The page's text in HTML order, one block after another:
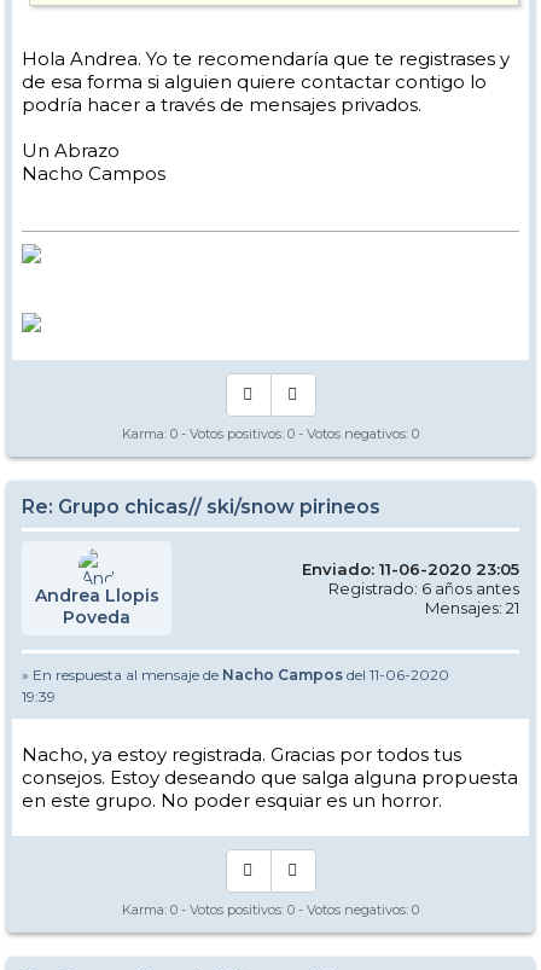
Hola Andrea. Yo te recomendaría que te registrases y
de esa forma si alguien quiere contactar contigo lo
podría hacer a través de mensajes privados.
Un Abrazo
Nacho Campos
Karma: 0 - Votos positivos: 0 - Votos negativos: 0
Re: Grupo chicas// ski/snow pirineos
Andrea Llopis
Poveda
Enviado: 11-06-2020 23:05
Registrado: 6 años antes
Mensajes: 21
» En respuesta al mensaje de Nacho Campos del 11-06-2020
19:39
Nacho, ya estoy registrada. Gracias por todos tus
consejos. Estoy deseando que salga alguna propuesta
en este grupo. No poder esquiar es un horror.
Karma: 0 - Votos positivos: 0 - Votos negativos: 0